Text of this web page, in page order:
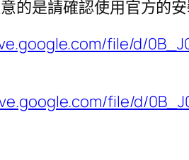
的是請確認使用官方的
file/d/
file/d/